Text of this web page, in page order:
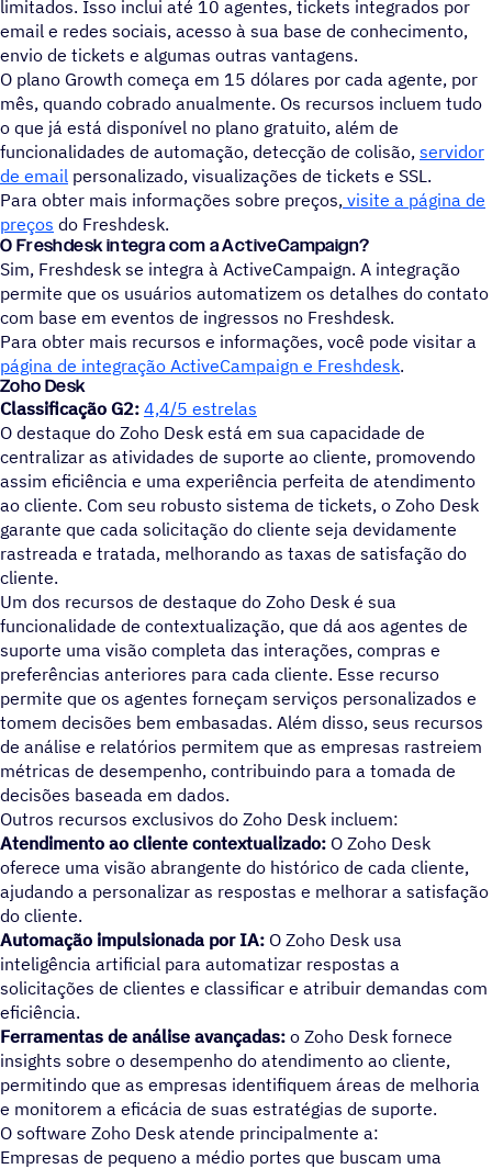
limitados. Isso inclui até 10 agentes, tickets integrados por
email e redes sociais, acesso à sua base de conhecimento,
envio de tickets e algumas outras vantagens.
O plano Growth começa em 15 dólares por cada agente, por
mês, quando cobrado anualmente. Os recursos incluem tudo
o que já está disponível no plano gratuito, além de
funcionalidades de automação, detecção de colisão, servidor
de email personalizado, visualizações de tickets e SSL.
Para obter mais informações sobre preços, visite a página de
preços do Freshdesk.
O Freshdesk integra com a ActiveCampaign?
Sim, Freshdesk se integra à ActiveCampaign. A integração
permite que os usuários automatizem os detalhes do contato
com base em eventos de ingressos no Freshdesk.
Para obter mais recursos e informações, você pode visitar a
página de integração ActiveCampaign e Freshdesk.
Zoho Desk
Classificação G2: 4,4/5 estrelas
O destaque do Zoho Desk está em sua capacidade de
centralizar as atividades de suporte ao cliente, promovendo
assim eficiência e uma experiência perfeita de atendimento
ao cliente. Com seu robusto sistema de tickets, o Zoho Desk
garante que cada solicitação do cliente seja devidamente
rastreada e tratada, melhorando as taxas de satisfação do
cliente.
Um dos recursos de destaque do Zoho Desk é sua
funcionalidade de contextualização, que dá aos agentes de
suporte uma visão completa das interações, compras e
preferências anteriores para cada cliente. Esse recurso
permite que os agentes forneçam serviços personalizados e
tomem decisões bem embasadas. Além disso, seus recursos
de análise e relatórios permitem que as empresas rastreiem
métricas de desempenho, contribuindo para a tomada de
decisões baseada em dados.
Outros recursos exclusivos do Zoho Desk incluem:
Atendimento ao cliente contextualizado: O Zoho Desk
oferece uma visão abrangente do histórico de cada cliente,
ajudando a personalizar as respostas e melhorar a satisfação
do cliente.
Automação impulsionada por IA: O Zoho Desk usa
inteligência artificial para automatizar respostas a
solicitações de clientes e classificar e atribuir demandas com
eficiência.
Ferramentas de análise avançadas: o Zoho Desk fornece
insights sobre o desempenho do atendimento ao cliente,
permitindo que as empresas identifiquem áreas de melhoria
e monitorem a eficácia de suas estratégias de suporte.
O software Zoho Desk atende principalmente a:
Empresas de pequeno a médio portes que buscam uma